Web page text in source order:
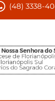
(48) 3338-